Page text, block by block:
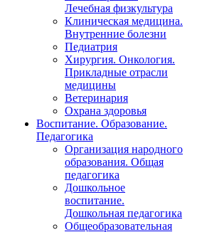
Лечебная физкультура
Клиническая медицина.
Внутренние болезни
Педиатрия
Хирургия. Онкология.
Прикладные отрасли
медицины
Ветеринария
Охрана здоровья
Воспитание. Образование.
Педагогика
Организация народного
образования. Общая
педагогика
Дошкольное
воспитание.
Дошкольная педагогика
Общеобразовательная